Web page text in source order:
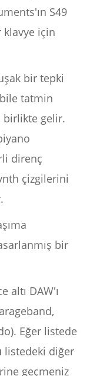
S49
için
bir tepki
tatmin
birlikte gelir.
direnç
çizgilerini
bir
altı DAW'ı
Eğer listede
listedeki diğer
geçmeniz